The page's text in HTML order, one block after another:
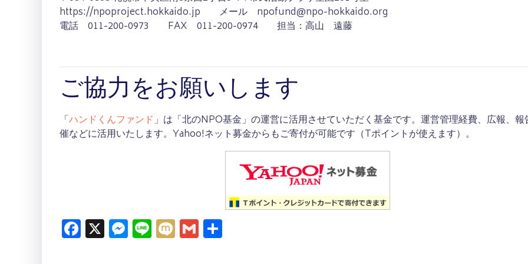
https://npoproject.hokkaido.jp メール npofund@npo-hokkaido.org
電話 011-200-0973 FAX 011-200-0974 担当：高山 遠藤
ご協力をお願いします
「ハンドくんファンド」は「北のNPO基金」の運営に活用させていただく基金です。運営管理経費、広報、報
催などに活用いたします。Yahoo!ネット募金からもご寄付が可能です（Tポイントが使えます）。
Facebook
X Messenger
LineMixiGmail